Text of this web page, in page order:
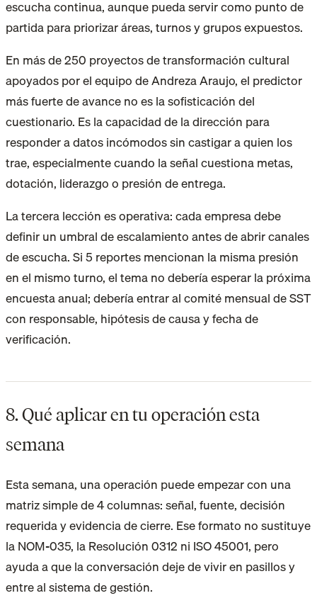
escucha continua, aunque pueda servir como punto de
partida para priorizar áreas, turnos y grupos expuestos.
En más de 250 proyectos de transformación cultural
apoyados por el equipo de Andreza Araujo, el predictor
más fuerte de avance no es la sofisticación del
cuestionario. Es la capacidad de la dirección para
responder a datos incómodos sin castigar a quien los
trae, especialmente cuando la señal cuestiona metas,
dotación, liderazgo o presión de entrega.
La tercera lección es operativa: cada empresa debe
definir un umbral de escalamiento antes de abrir canales
de escucha. Si 5 reportes mencionan la misma presión
en el mismo turno, el tema no debería esperar la próxima
encuesta anual; debería entrar al comité mensual de SST
con responsable, hipótesis de causa y fecha de
verificación.
8. Qué aplicar en tu operación esta
semana
Esta semana, una operación puede empezar con una
matriz simple de 4 columnas: señal, fuente, decisión
requerida y evidencia de cierre. Ese formato no sustituye
la NOM-035, la Resolución 0312 ni ISO 45001, pero
ayuda a que la conversación deje de vivir en pasillos y
entre al sistema de gestión.